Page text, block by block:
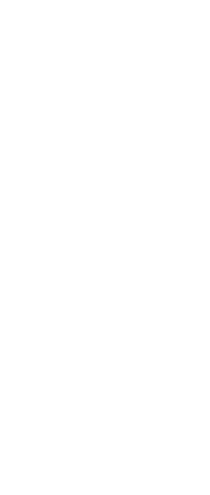
maglia marina